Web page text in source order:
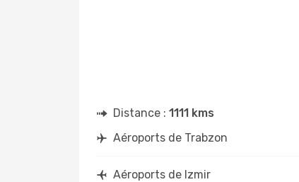
Distance : 1111 kms
Aéroports de Trabzon
Aéroports de Izmir